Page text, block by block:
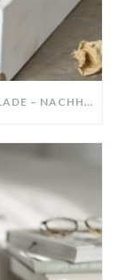
DIY-DEKO-TABLETT AUS ALTER SCHUBLADE – NACHHALTIGE HERBSTDEKO SELBER MACHEN!